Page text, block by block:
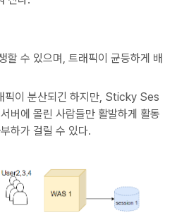
할 수 있으며, 트래픽이 균등하게 배
픽이 분산되긴 하지만, Sticky Ses
버에 몰린 사람들만 활발하게 활동
하가 걸릴 수 있다.